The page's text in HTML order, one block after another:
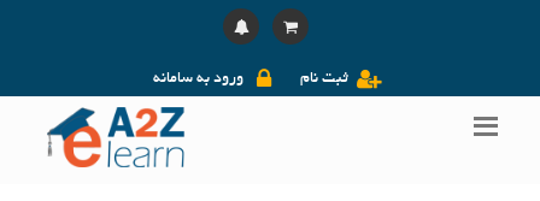
ورود به سامانه ثبت نام